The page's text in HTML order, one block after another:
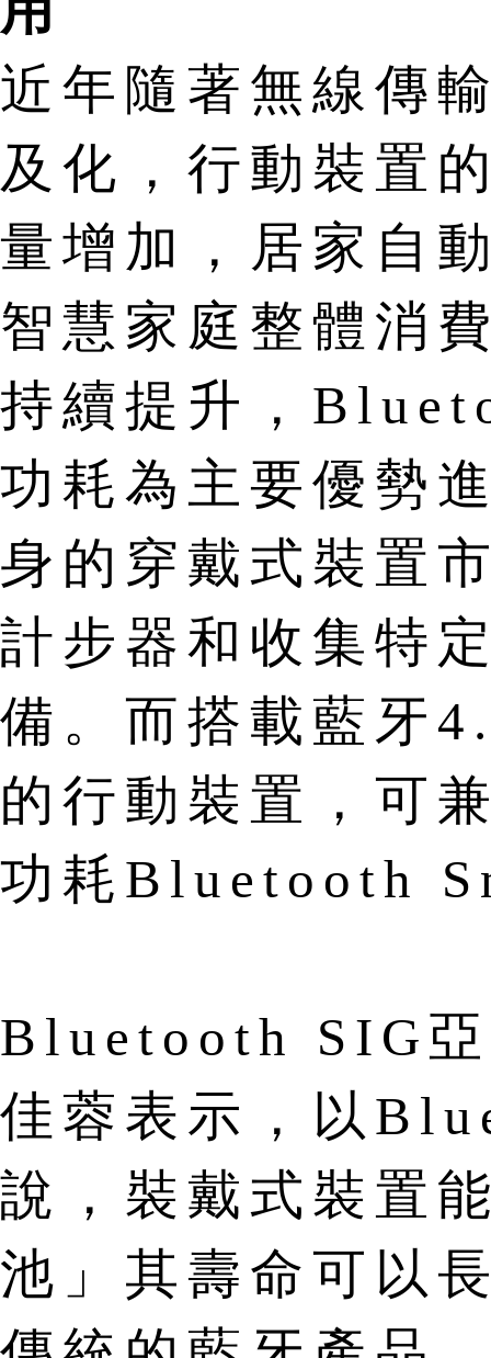
近年隨著無線傳
及化，行動裝置
量增加，居家自
智慧家庭整體消
持續提升，
功耗為主要優勢
身的穿戴式裝置
計步器和收集特
備。而搭載藍牙
的行動裝置，可
功耗Bluetooth
Bluetooth SIG
佳蓉表示，以
說，裝戴式裝置
池」其壽命可以